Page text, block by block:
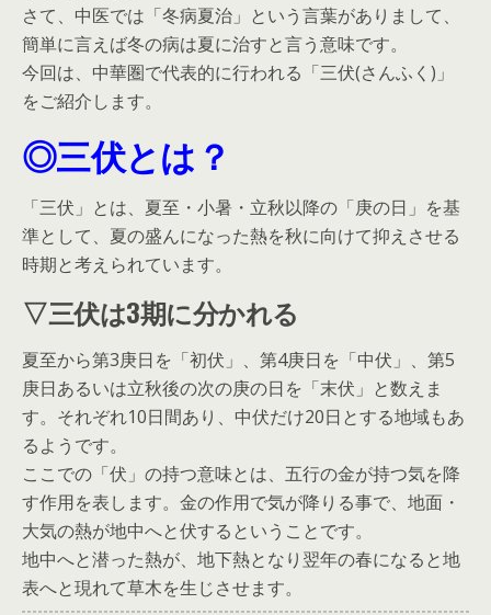
さて、中医では「冬病夏治」という言葉がありまして、
簡単に言えば冬の病は夏に治すと言う意味です。
今回は、中華圏で代表的に行われる「三伏(さんふく)」
をご紹介します。
◎三伏とは？
「三伏」とは、夏至・小暑・立秋以降の「庚の日」を基
準として、夏の盛んになった熱を秋に向けて抑えさせる
時期と考えられています。
▽三伏は3期に分かれる
夏至から第3庚日を「初伏」、第4庚日を「中伏」、第5
庚日あるいは立秋後の次の庚の日を「末伏」と数えま
す。それぞれ10日間あり、中伏だけ20日とする地域もあ
るようです。
ここでの「伏」の持つ意味とは、五行の金が持つ気を降
す作用を表します。金の作用で気が降りる事で、地面・
大気の熱が地中へと伏するということです。
地中へと潜った熱が、地下熱となり翌年の春になると地
表へと現れて草木を生じさせます。